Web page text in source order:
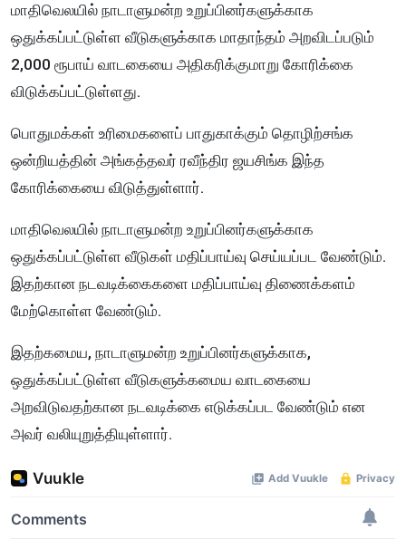
மாதிவெலயில் நாடாளுமன்ற உறுப்பினர்களுக்காக
ஒதுக்கப்பட்டுள்ள வீடுகளுக்காக மாதாந்தம் அறவிடப்படும்
2,000 ரூபாய் வாடகையை அதிகரிக்குமாறு கோரிக்கை
விடுக்கப்பட்டுள்ளது.
பொதுமக்கள் உரிமைகளைப் பாதுகாக்கும் தொழிற்சங்க
ஒன்றியத்தின் அங்கத்தவர் ரவீந்திர ஜயசிங்க இந்த
கோரிக்கையை விடுத்துள்ளார்.
மாதிவெலயில் நாடாளுமன்ற உறுப்பினர்களுக்காக
ஒதுக்கப்பட்டுள்ள வீடுகள் மதிப்பாய்வு செய்யப்பட வேண்டும்.
இதற்கான நடவடிக்கைகளை மதிப்பாய்வு திணைக்களம்
மேற்கொள்ள வேண்டும்.
இதற்கமைய, நாடாளுமன்ற உறுப்பினர்களுக்காக,
ஒதுக்கப்பட்டுள்ள வீடுகளுக்கமைய வாடகையை
அறவிடுவதற்கான நடவடிக்கை எடுக்கப்பட வேண்டும் என
அவர் வலியுறுத்தியுள்ளார்.